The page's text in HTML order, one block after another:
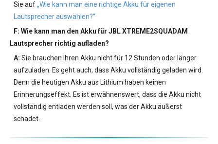
Sie auf„Wie kann man eine richtige Akku für eigenen
Lautsprecher auswählen?“
F: Wie kann man den Akku für JBL XTREME2SQUADAM
Lautsprecher richtig aufladen?
A: Sie brauchen Ihren Akku nicht für 12 Stunden oder länger
aufzuladen. Es geht auch, dass Akku vollständig geladen wird.
Denn die heutigen Akku aus Lithium haben keinen
Erinnerungseffekt. Es ist erwähnenswert, dass die Akku nicht
vollständig entladen werden soll, was der Akku äußerst
schadet.